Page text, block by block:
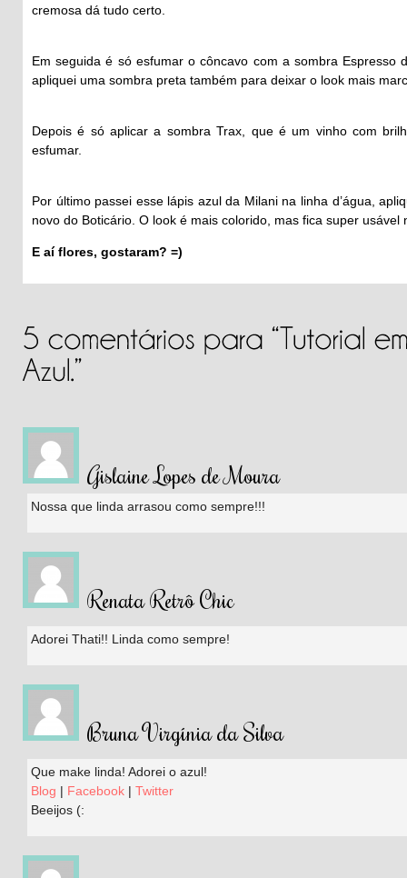
cremosa dá tudo certo.
Em seguida é só esfumar o côncavo com a sombra Espresso
apliquei uma sombra preta também para deixar o look mais
Depois é só aplicar a sombra Trax, que é um vinho com
esfumar.
Por último passei esse lápis azul da Milani na linha d’água,
novo do Boticário. O look é mais colorido, mas fica super usável
E aí flores, gostaram? =)
Gislaine Lopes de Moura
Nossa que linda arrasou como sempre!!!
Renata Retrô Chic
Adorei Thati!! Linda como sempre!
Bruna Virgínia da Silva
Que make linda! Adorei o azul!
Blog | Facebook | Twitter
Beeijos (: